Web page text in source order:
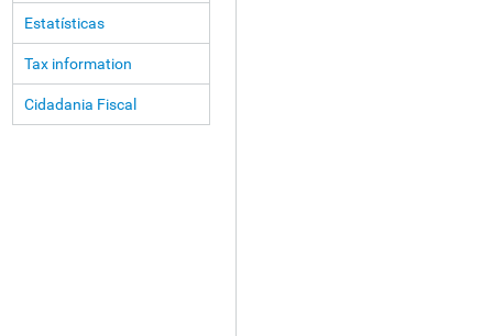
Estatísticas
Tax information
Cidadania Fiscal